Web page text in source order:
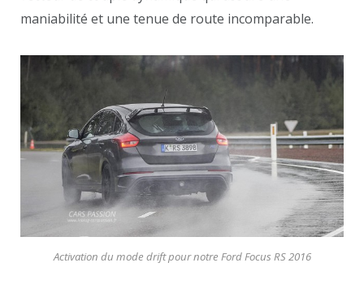
maniabilité et une tenue de route incomparable.
Activation du mode drift pour notre Ford Focus RS 2016